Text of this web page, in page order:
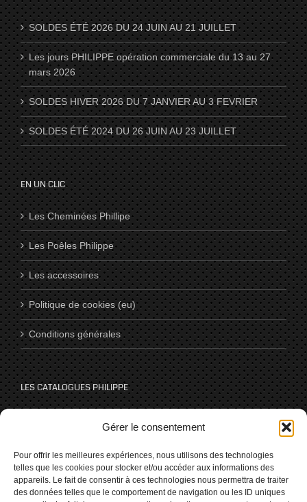
Gérer le consentement
Pour offrir les meilleures expériences, nous utilisons des technologies
telles que les cookies pour stocker et/ou accéder aux informations des
appareils. Le fait de consentir à ces technologies nous permettra de traiter
des données telles que le comportement de navigation ou les ID uniques
SOLDES ÉTÉ 2026 DU 24 JUIN AU 21 JUILLET
Les jours PHILIPPE opération commerciale du 13 au 27
mars 2026
SOLDES HIVER 2026 DU 7 JANVIER AU 3 FEVRIER
SOLDES ÉTÉ 2024 DU 26 JUIN AU 23 JUILLET
EN UN CLIC
Les Cheminées Phillipe
Les Poêles Philippe
Les accessoires
Politique de cookies (eu)
Conditions générales
LES CATALOGUES PHILIPPE
NOUS SUIVRE SUR LES RÉSEAUX